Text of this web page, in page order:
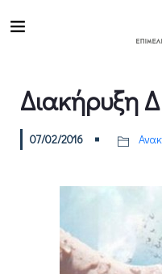
Διακήρυξη
07/02/2016